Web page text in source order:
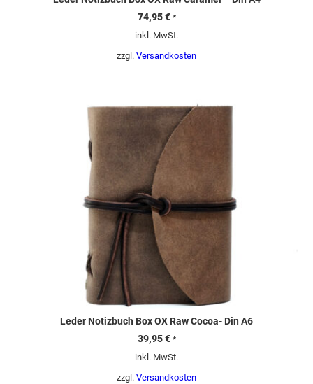
74,95€ *
inkl. MwSt.
zzgl. Versandkosten
Leder Notizbuch Box OX Raw Cocoa- Din A6
39,95€ *
inkl. MwSt.
zzgl. Versandkosten